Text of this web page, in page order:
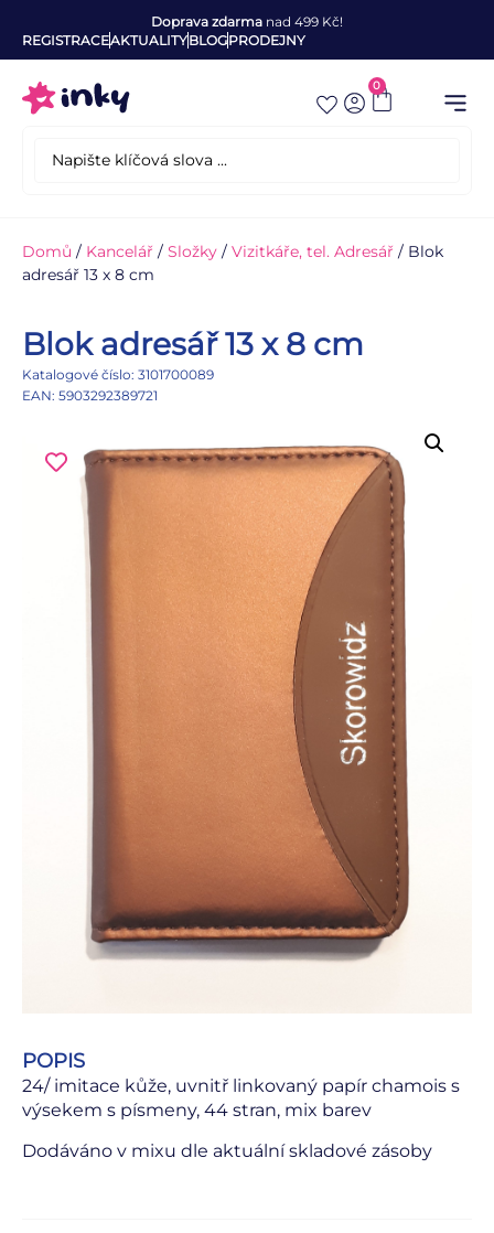
Doprava zdarma nad 499 Kč!
REGISTRACEAKTUALITYBLOGPRODEJNY
0
Domů / Kancelář / Složky / Vizitkáře, tel. Adresář / Blok
adresář 13 x 8 cm
Blok adresář 13 x 8 cm
Katalogové číslo: 3101700089
EAN: 5903292389721
POPIS
24/ imitace kůže, uvnitř linkovaný papír chamois s
výsekem s písmeny, 44 stran, mix barev
Dodáváno v mixu dle aktuální skladové zásoby